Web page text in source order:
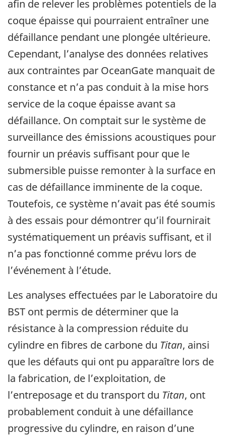
afin de relever les problèmes potentiels de la
coque épaisse qui pourraient entraîner une
défaillance pendant une plongée ultérieure.
Cependant, l’analyse des données relatives
aux contraintes par OceanGate manquait de
constance et n’a pas conduit à la mise hors
service de la coque épaisse avant sa
défaillance. On comptait sur le système de
surveillance des émissions acoustiques pour
fournir un préavis suffisant pour que le
submersible puisse remonter à la surface en
cas de défaillance imminente de la coque.
Toutefois, ce système n’avait pas été soumis
à des essais pour démontrer qu’il fournirait
systématiquement un préavis suffisant, et il
n’a pas fonctionné comme prévu lors de
l’événement à l’étude.
Les analyses effectuées par le Laboratoire du
BST ont permis de déterminer que la
résistance à la compression réduite du
cylindre en fibres de carbone du Titan, ainsi
que les défauts qui ont pu apparaître lors de
la fabrication, de l’exploitation, de
l’entreposage et du transport du Titan, ont
probablement conduit à une défaillance
progressive du cylindre, en raison d’une